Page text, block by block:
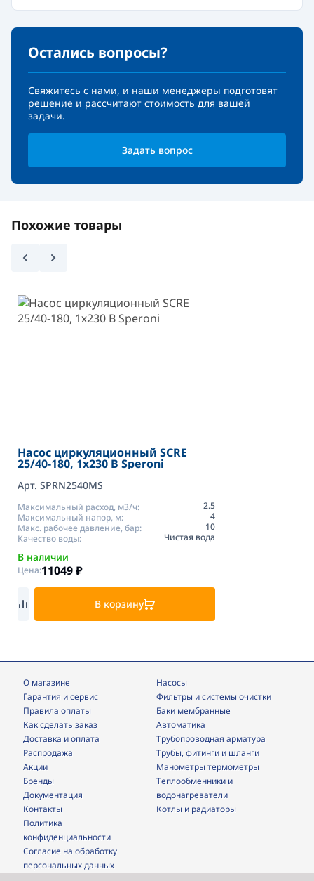
Остались вопросы?
Свяжитесь с нами, и наши менеджеры подготовят
решение и рассчитают стоимость для вашей
задачи.
Задать вопрос
Похожие товары
Насос циркуляционный SCRE
25/40-180, 1х230 В Speroni
Арт. SPRN2540MS
Максимальный расход, м3/ч:
2.5
Максимальный напор, м:
4
Макс. рабочее давление, бар:
10
Качество воды:
Чистая вода
В наличии
Цена:11049₽
В корзину
О магазине
Гарантия и сервис
Правила оплаты
Как сделать заказ
Доставка и оплата
Распродажа
Акции
Бренды
Документация
Контакты
Насосы
фильтры и системы очистки
Баки мембранные
Автоматика
трубопроводная арматура
трубы, фитинги и шланги
манометры термометры
теплообменники и
водонагреватели
Котлы и радиаторы
Политика
конфиденциальности
Согласие на обработку
персональных данных